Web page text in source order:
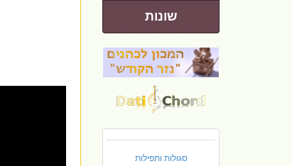
שונות
סגולות ותפילות